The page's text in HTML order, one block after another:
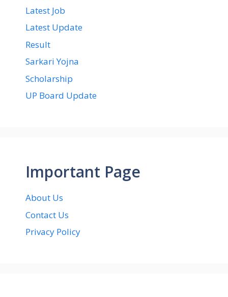
Latest Job
Latest Update
Result
Sarkari Yojna
Scholarship
UP Board Update
Important Page
About Us
Contact Us
Privacy Policy